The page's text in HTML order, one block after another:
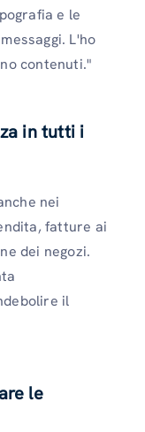
e le
L'ho
contenuti."
in tutti i
nei
fatture ai
dei negozi.
il
le